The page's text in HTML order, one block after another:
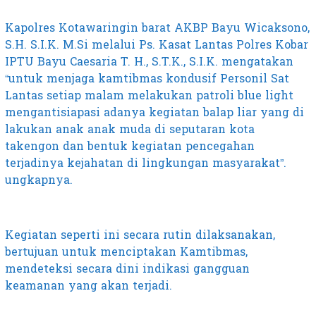
Kapolres Kotawaringin barat AKBP Bayu Wicaksono,
S.H. S.I.K. M.Si melalui Ps. Kasat Lantas Polres Kobar
IPTU Bayu Caesaria T. H., S.T.K., S.I.K. mengatakan
“untuk menjaga kamtibmas kondusif Personil Sat
Lantas setiap malam melakukan patroli blue light
mengantisiapasi adanya kegiatan balap liar yang di
lakukan anak anak muda di seputaran kota
takengon dan bentuk kegiatan pencegahan
terjadinya kejahatan di lingkungan masyarakat”.
ungkapnya.
Kegiatan seperti ini secara rutin dilaksanakan,
bertujuan untuk menciptakan Kamtibmas,
mendeteksi secara dini indikasi gangguan
keamanan yang akan terjadi.